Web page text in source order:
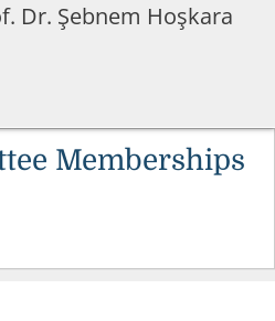
Dr. Şebnem Hoşkara
Memberships